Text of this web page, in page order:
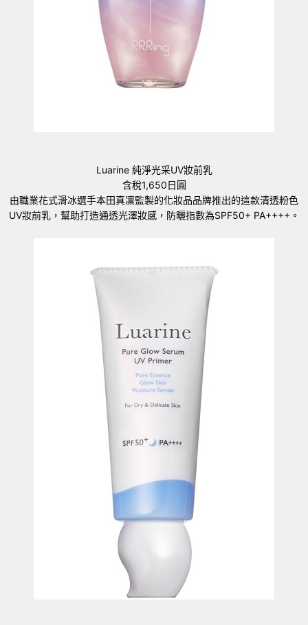
Luarine 純淨光采UV妝前乳
含稅1,650日圓
由職業花式滑冰選手本田真凜監製的化妝品品牌推出的這款清透粉色
UV妝前乳，幫助打造通透光澤妝感，防曬指數為SPF50+ PA++++。